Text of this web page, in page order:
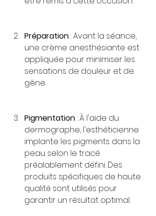
Préparation : Avant la séance,
une crème anesthésiante est
appliquée pour minimiser les
sensations de douleur et de
gêne.
Pigmentation : À l'aide du
dermographe, l'esthéticienne
implante les pigments dans la
peau selon le tracé
préalablement défini. Des
produits spécifiques de haute
qualité sont utilisés pour
garantir un résultat optimal.